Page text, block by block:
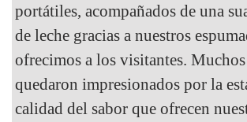
portátiles, acompañados de una
de leche gracias a nuestros
ofrecimos a los visitantes.
quedaron impresionados por la
calidad del sabor que ofrecen